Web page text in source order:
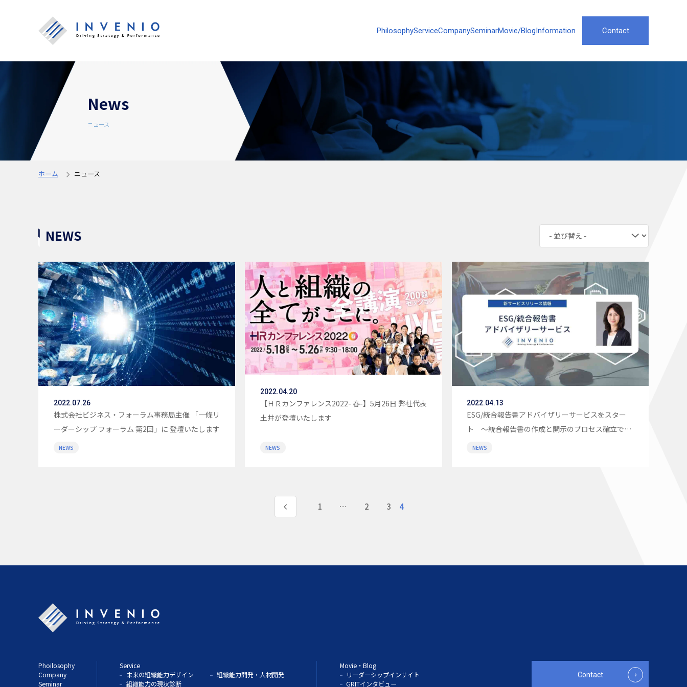
PhilosophyServiceCompanySeminarMovie/BlogInformation Contact
News
ニュース
ホーム ニュース
NEWS
2022.07.26
株式会社ビジネス・フォーラム事務局主催 「一條リ
ーダーシップ フォーラム 第2回」に 登壇いたします
NEWS
2022.04.20
【ＨＲカンファレンス2022- 春-】5月26日 弊社代表
土井が登壇いたします
NEWS
2022.04.13
ESG/統合報告書アドバイザリーサービスをスター
ト 〜統合報告書の作成と開示のプロセス確立で持
NEWS
1 … 2 3 4
Phoilosophy
Company
Seminar
Service
未来の組織能力デザイン
組織能力の現状診断
組織能力開発・人材開発
Movie・Blog
リーダーシップインサイト
GRITインタビュー
Contact